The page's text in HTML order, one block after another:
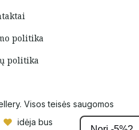
politika
politika
Visos teisės saugomos
idėja bus